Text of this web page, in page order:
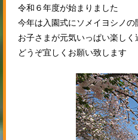
令和６年度が始まりました
今年は入園式にソメイヨシノ
お子さまが元気いっぱい楽し
どうぞ宜しくお願い致します